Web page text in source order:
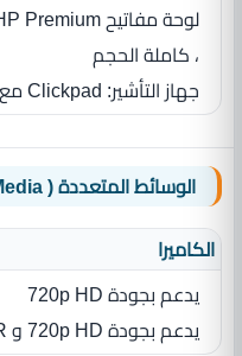
، كاملة الحجم
جهاز التأشير: Clickpad مع إيماءات اللمس المتعدد
الوسائط المتعددة ( MutiMedia )
الكاميرا
يدعم بجودة 720p HD
يدعم بجودة 720p HD و IR